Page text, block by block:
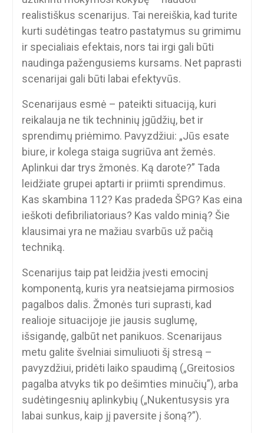
realistiškus scenarijus. Tai nereiškia, kad turite
kurti sudėtingas teatro pastatymus su grimimu
ir specialiais efektais, nors tai irgi gali būti
naudinga pažengusiems kursams. Net paprasti
scenarijai gali būti labai efektyvūs.
Scenarijaus esmė – pateikti situaciją, kuri
reikalauja ne tik techninių įgūdžių, bet ir
sprendimų priėmimo. Pavyzdžiui: „Jūs esate
biure, ir kolega staiga sugriūva ant žemės.
Aplinkui dar trys žmonės. Ką darote?” Tada
leidžiate grupei aptarti ir priimti sprendimus.
Kas skambina 112? Kas pradeda ŠPG? Kas eina
ieškoti defibriliatoriaus? Kas valdo minią? Šie
klausimai yra ne mažiau svarbūs už pačią
techniką.
Scenarijus taip pat leidžia įvesti emocinį
komponentą, kuris yra neatsiejama pirmosios
pagalbos dalis. Žmonės turi suprasti, kad
realioje situacijoje jie jausis suglumę,
išsigandę, galbūt net panikuos. Scenarijaus
metu galite švelniai simuliuoti šį stresą –
pavyzdžiui, pridėti laiko spaudimą („Greitosios
pagalba atvyks tik po dešimties minučių”), arba
sudėtingesnių aplinkybių („Nukentusysis yra
labai sunkus, kaip jį paversite į šoną?”).